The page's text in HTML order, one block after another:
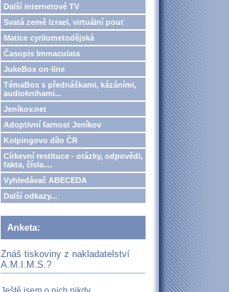
Další internetové TV
Svatá země Izrael, virtuální pouť
Matice cyrilometodějská
Časopis Immaculata
JukeBox on-line
TémaBox s přednáškami, kázáními,
audioknihami...
Jeníkov.net
Adoptivní farnost Jeníkov
Kolpingovo dílo ČR
Církevní restituce - otázky, odpovědi,
fakta, čísla....
Vyhledávač ABECEDA
Další odkazy...
Anketa:
Znáš tiskoviny z nakladatelství
A.M.I.M.S.?